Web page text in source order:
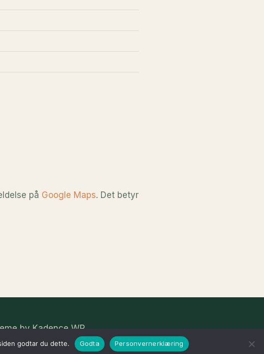
på Google Maps. Det betyr
by Kadence WP
godtar du dette. Godta Personvernerklæring